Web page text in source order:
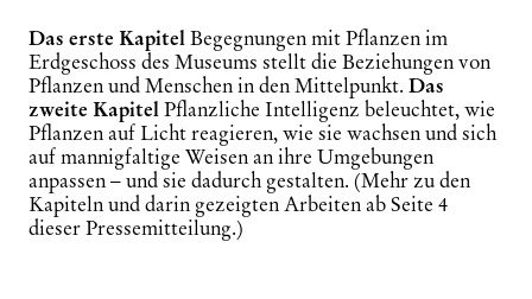
Das erste KapitelBegegnungen mit Pflanzenim
Erdgeschoss des Museums stellt die Beziehungen von
Pflanzen und Menschen in den Mittelpunkt. Das
zweite KapitelPflanzliche Intelligenz beleuchtet, wie
Pflanzen auf Licht reagieren, wie sie wachsen und sich
auf mannigfaltige Weisen an ihre Umgebungen
anpassen – und sie dadurch gestalten. (Mehr zu den
Kapiteln und darin gezeigten Arbeiten ab Seite 4
dieser Pressemitteilung.)